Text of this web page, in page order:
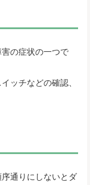
の症状の一つで
ッチなどの確認、
通りにしないとダ